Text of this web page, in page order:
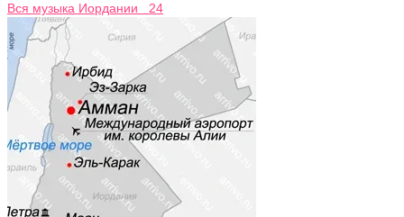
Вся музыка Иордании 24